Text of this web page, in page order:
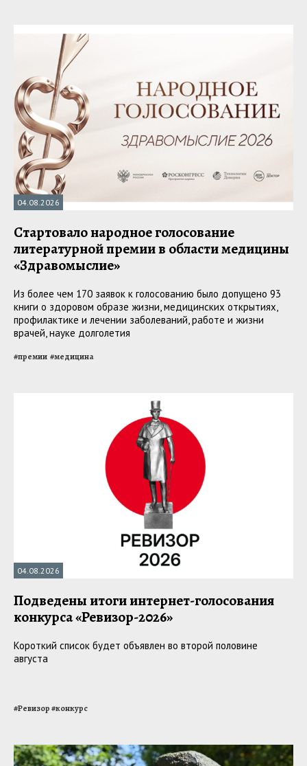
04.08.2026
Стартовало народное голосование
литературной премии в области медицины
«Здравомыслие»
Из более чем 170 заявок к голосованию было допущено 93
книги о здоровом образе жизни, медицинских открытиях,
профилактике и лечении заболеваний, работе и жизни
врачей, науке долголетия
#премии #медицина
04.08.2026
Подведены итоги интернет-голосования
конкурса «Ревизор-2026»
Короткий список будет объявлен во второй половине
августа
#Ревизор#конкурс